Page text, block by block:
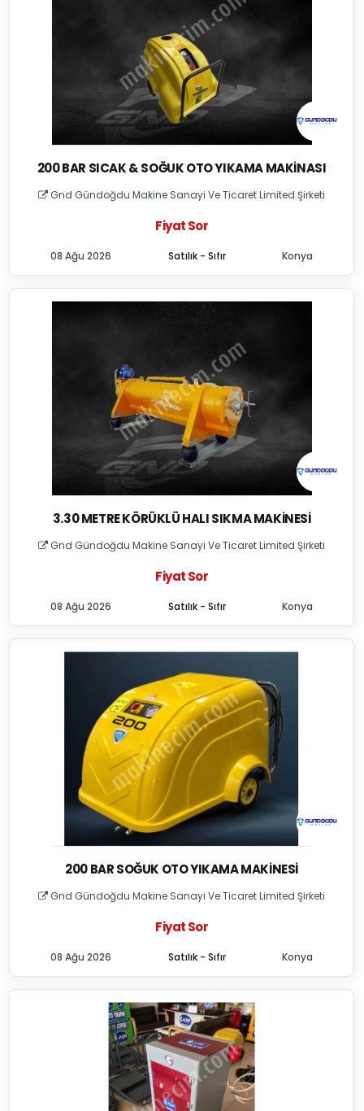
200 BAR SICAK & SOĞUK OTO YIKAMA MAKINASI
Gnd Gündoğdu Makine Sanayi Ve Ticaret Limited Şirketi
Fiyat Sor
Satılık - Sıfır
08 Ağu 2026 Konya
3.30 METRE KÖRÜKLÜ HALI SIKMA MAKINESI
Gnd Gündoğdu Makine Sanayi Ve Ticaret Limited Şirketi
Fiyat Sor
Satılık - Sıfır
08 Ağu 2026 Konya
200 BAR SOĞUK OTO YIKAMA MAKINESI
Gnd Gündoğdu Makine Sanayi Ve Ticaret Limited Şirketi
Fiyat Sor
Satılık - Sıfır
08 Ağu 2026 Konya